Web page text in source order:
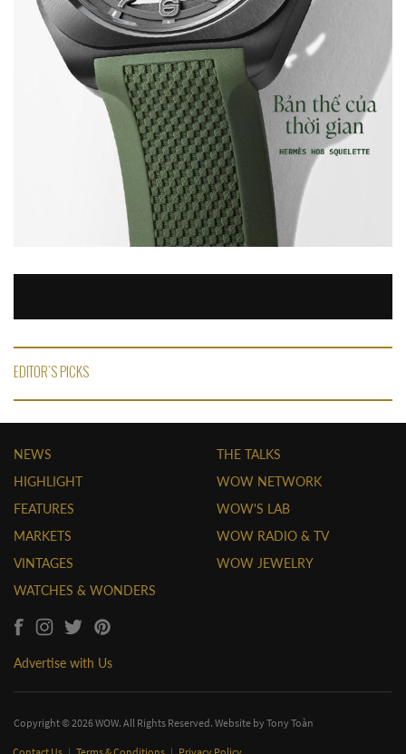
EDITOR'S PICKS
NEWS
HIGHLIGHT
FEATURES
MARKETS
VINTAGES
WATCHES & WONDERS
THE TALKS
WOW NETWORK
WOW'S LAB
WOW RADIO & TV
WOW JEWELRY
Advertise with Us
Copyright © 2026 WOW. All Rights Reserved. Website byTony Toàn